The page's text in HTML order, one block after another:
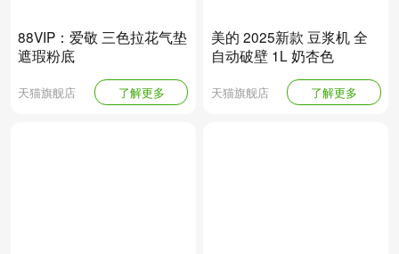
88VIP：爱敬 三色拉花气垫
遮瑕粉底
天猫旗舰店 了解更多
美的 2025新款 豆浆机 全
自动破壁 1L 奶杏色
天猫旗舰店 了解更多